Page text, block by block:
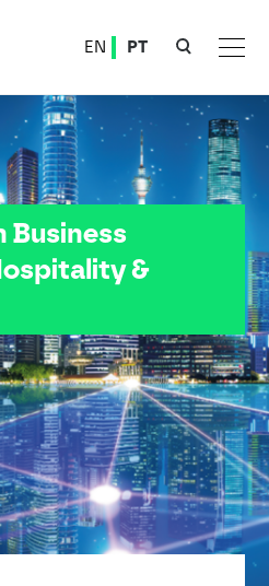
EN PT
Analytics for Hospitality & Tourism
&